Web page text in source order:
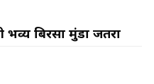
बिरसा मुंडा जतरा